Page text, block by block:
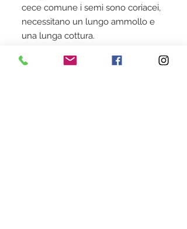
cece comune i semi sono coriacei,
necessitano un lungo ammollo e
una lunga cottura.